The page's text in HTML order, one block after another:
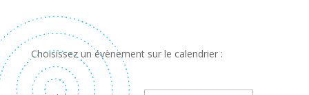
Choisissez un évènement sur le calendrier :